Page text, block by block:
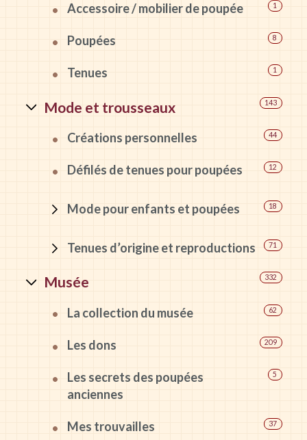
Accessoire / mobilier de poupée 1
Poupées 8
Tenues 1
Mode et trousseaux 143
Créations personnelles 44
Défilés de tenues pour poupées 12
Mode pour enfants et poupées 18
Tenues d’origine et reproductions 71
Musée 332
La collection du musée 62
Les dons 209
Les secrets des poupées
anciennes
5
Mes trouvailles 37